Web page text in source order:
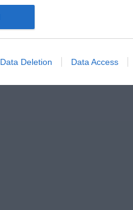
Data Deletion Data Access